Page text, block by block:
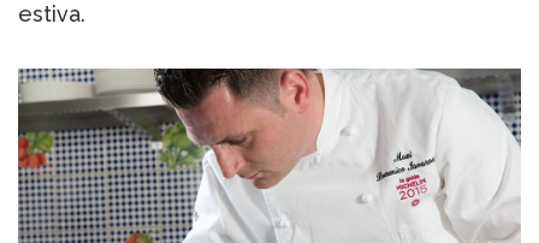
estiva.